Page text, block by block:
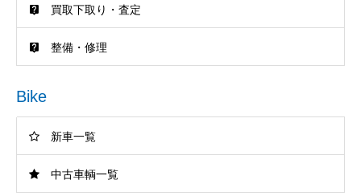
買取下取り・査定
整備・修理
Bike
新車一覧
中古車輌一覧